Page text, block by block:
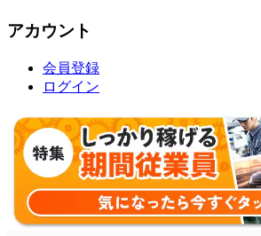
アカウント
会員登録
ログイン